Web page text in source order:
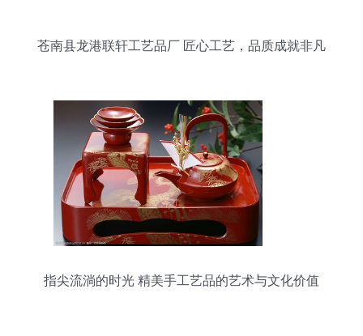
苍南县龙港联轩工艺品厂 匠心工艺，品质成就非凡
指尖流淌的时光 精美手工艺品的艺术与文化价值